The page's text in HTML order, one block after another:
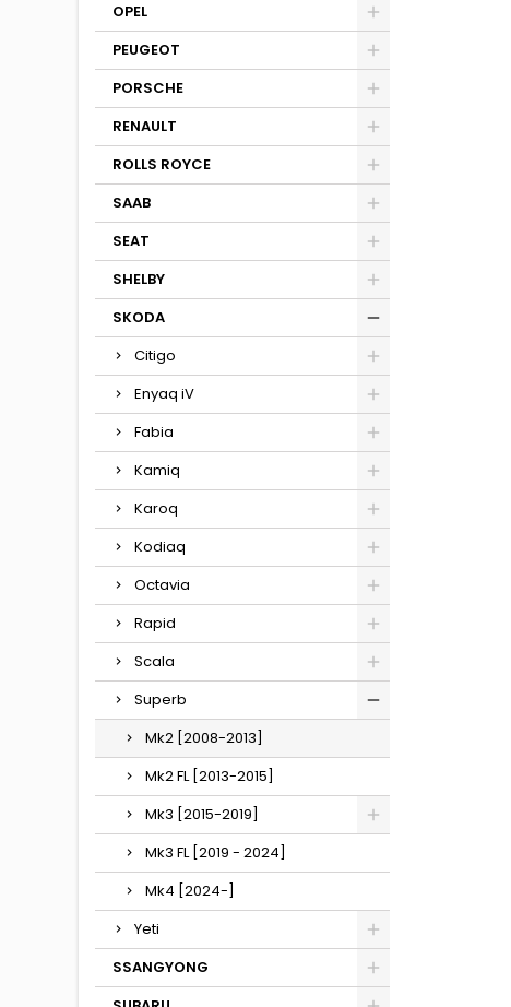
OPEL
PEUGEOT
PORSCHE
RENAULT
ROLLS ROYCE
SAAB
SEAT
SHELBY
SKODA
Citigo
Enyaq iV
Fabia
Kamiq
Karoq
Kodiaq
Octavia
Rapid
Scala
Superb
Mk2 [2008-2013]
Mk2 FL [2013-2015]
Mk3 [2015-2019]
Mk3 FL [2019 - 2024]
Mk4 [2024-]
Yeti
SSANGYONG